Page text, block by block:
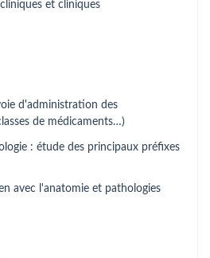
et cliniques
d'administration des
de médicaments…)
: étude des principaux préfixes
l'anatomie et pathologies